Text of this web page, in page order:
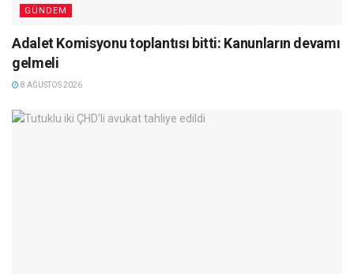
GÜNDEM
Adalet Komisyonu toplantısı bitti: Kanunların devamı
gelmeli
8 AĞUSTOS 2026